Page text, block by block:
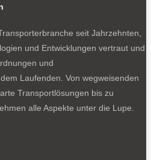
seit Jahrzehnten,
und Entwicklungen vertraut und
und
Laufenden. Von wegweisenden
Transportlösungen bis zu
alle Aspekte unter die Lupe.